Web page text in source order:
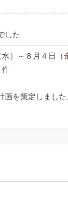
した
）～８月４日（
画を策定しました